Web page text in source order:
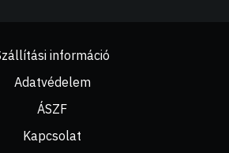
információ
Adatvédelem
ÁSZF
Kapcsolat